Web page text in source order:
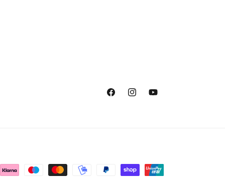
FacebookInstagramYouTube